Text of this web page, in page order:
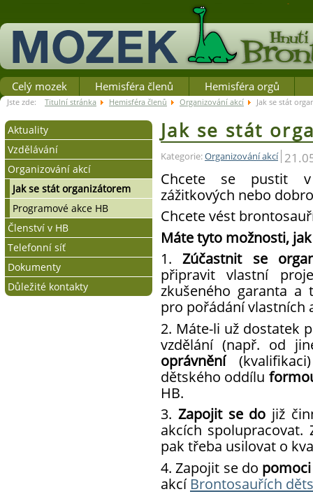
Celý mozek Hemisféra členů Hemisféra orgů
Jste zde: Titulní stránka Hemisféra členů Organizování akcí Jak se stát
Aktuality
Zprávy/Výzvy
Důležitá sdělení
Kalendář vzdělávacích akcí
Terminář
Vzdělávání
Systém vzdělávání v HB
Víkendové organizátorské
kurzy
Organizátorské kurzy v Brně
a Praze
Organizátorský kurz Cestičky
Ostatní kurzy
Osvědčení a zkoušky
Organizování akcí
Jak se stát organizátorem
Programové akce HB
Členství v HB
Jak se stát členem
Členské výhody
Práva a povinnosti člena
Telefonní síť
Jak se připojit
Podmínky připojení
Dokumenty
Stanovy
Důležité kontakty
Jak se stát
Kategorie:Organizování akcí
Chcete se pustit v
zážitkových nebo
Chcete vést
Máte tyto možnosti,
1.Zúčastnit se
připravit vlastní
zkušeného garanta a
pro pořádání vlastních
2. Máte-li už dostatek
vzdělání (např. od
oprávnění
dětského oddílu
HB.
3. Zapojit se do již
akcích
pak třeba usilovat o
4. Zapojit se do
akcí Brontosauřích